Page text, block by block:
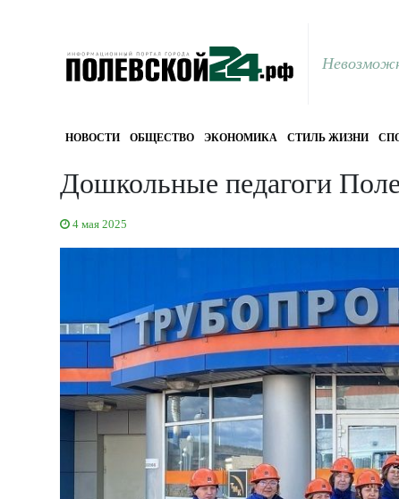
НОВОСТИ ОБЩЕСТВО ЭКОНОМИКА СТИЛЬ ЖИЗНИ
Дошкольные педагоги
4 мая 2025